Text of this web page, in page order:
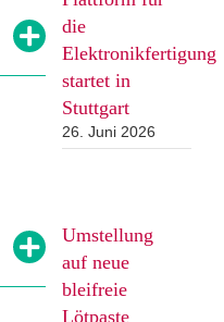
die
Elektronikfertigung
startet in
Stuttgart
26. Juni 2026
Umstellung
auf neue
bleifreie
Lötpaste